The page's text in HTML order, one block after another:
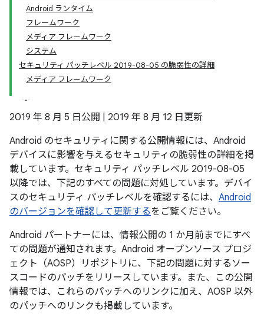
Android ランタイム
フレームワーク
メディア フレームワーク
システム
セキュリティ パッチレベル 2019-08-05 の脆弱性の詳細
メディア フレームワーク
2019 年 8 月 5 日公開 | 2019 年 8 月 12 日更新
Android のセキュリティに関する公開情報には、Android
デバイスに影響を与えるセキュリティの脆弱性の詳細を掲
載しています。セキュリティ パッチレベル 2019-08-05
以降では、下記のすべての問題に対処しています。デバイ
スのセキュリティ パッチレベルを確認するには、 Android
のバージョンを確認して更新するをご覧ください。
Android パートナーには、情報公開の 1 か月前までにすべ
ての問題が通知されます。Android オープンソース プロジ
ェクト（AOSP）リポジトリに、下記の問題に対するソー
スコードのパッチをリリースしています。また、この公開
情報では、これらのパッチへのリンクに加え、AOSP 以外
のパッチへのリンクも掲載しています。